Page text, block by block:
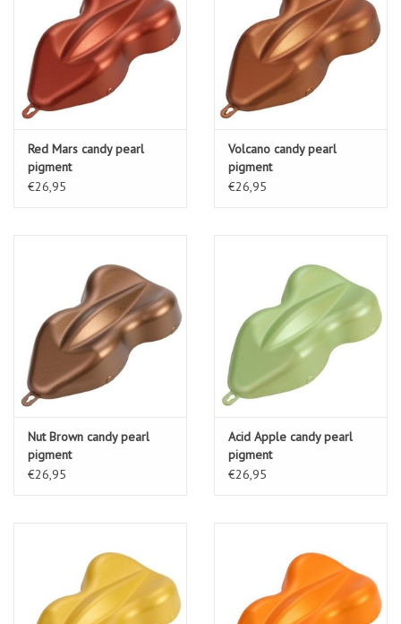
Red Mars candy pearl
pigment
€26,95
Volcano candy pearl
pigment
€26,95
Nut Brown candy pearl
pigment
€26,95
Acid Apple candy pearl
pigment
€26,95